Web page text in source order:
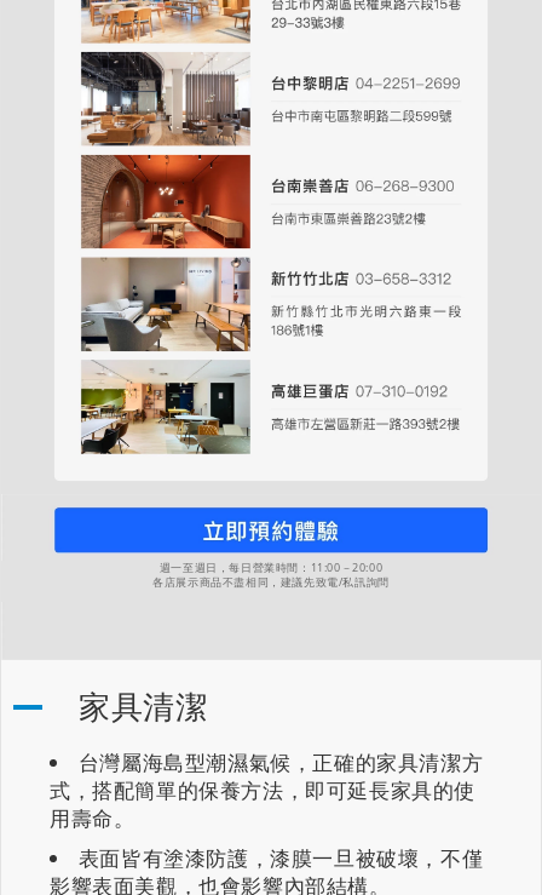
週一至週日，每日營業時間：11:00－20:00
各店展示商品不盡相同，建議先致電/私訊詢問
家具清潔
台灣屬海島型潮濕氣候，正確的家具清潔方
式，搭配簡單的保養方法，即可延長家具的使
用壽命。
表面皆有塗漆防護，漆膜一旦被破壞，不僅
影響表面美觀，也會影響內部結構。